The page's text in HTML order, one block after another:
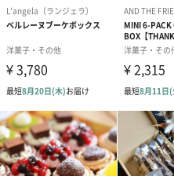
お紐のアレンジ